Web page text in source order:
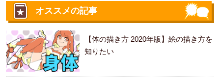
オススメの記事
【体の描き方 2020年版】絵の描き方を
知りたい